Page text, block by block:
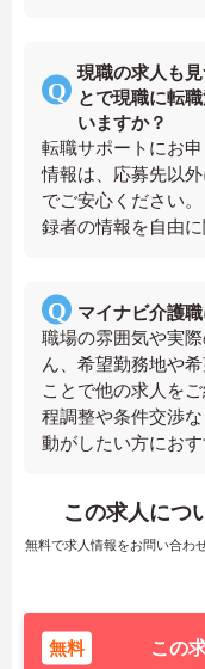
現職の求人も
とで現職に転
いますか？
転職サポートにお
情報は、応募先以
でご安心ください
録者の情報を自由
マイナビ介護
職場の雰囲気や実
ん、希望勤務地や
ことで他の求人を
程調整や条件交渉
動がしたい方におす
この求人につ
無料で求人情報をお問い合わ
無料 この